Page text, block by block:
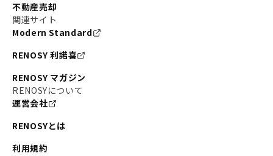
不動産売却
関連サイト
Modern Standard
RENOSY 利諾喜
RENOSY マガジン
RENOSYについて
運営会社
RENOSYとは
利用規約